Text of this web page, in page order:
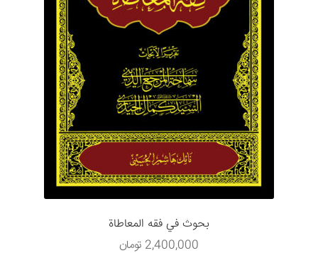
تماس با ما
ثبت شکایات
حساب کاربری من
سبد خرید
قوانین و مقررات
بحوث في فقه المعاطاة
2,400,000 تومان